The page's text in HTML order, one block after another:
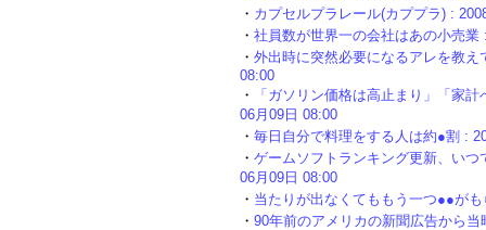
・ カプセルプラレール(カププラ) :
・ 社員数が世界一の会社はあの小売業
・ 外出時に突然必要になるアレを教
08:00
・
「ガソリン価格は高止まり」「家
06月09日 08:00
・ 毎日自分で料理をする人は約●割 :
・ ゲームソフトランキング更新、い
06月09日 08:00
・ 当たりが出なくてももう一つ●●が
・ 90年前のアメリカの新聞広告から